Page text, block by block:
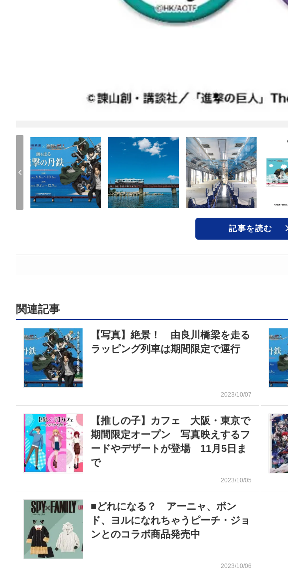
記事を読む
関連記事
【写真】絶景！ 由良川橋梁を走る
ラッピング列車は期間限定で運行
2023/10/07
【推しの子】カフェ 大阪・東京で
期間限定オープン 写真映えするフ
ードやデザートが登場 11月5日ま
で
2023/10/05
■どれになる？ アーニャ、ボン
ド、ヨルになれちゃうピーチ・ジョ
ンとのコラボ商品発売中
2023/10/06